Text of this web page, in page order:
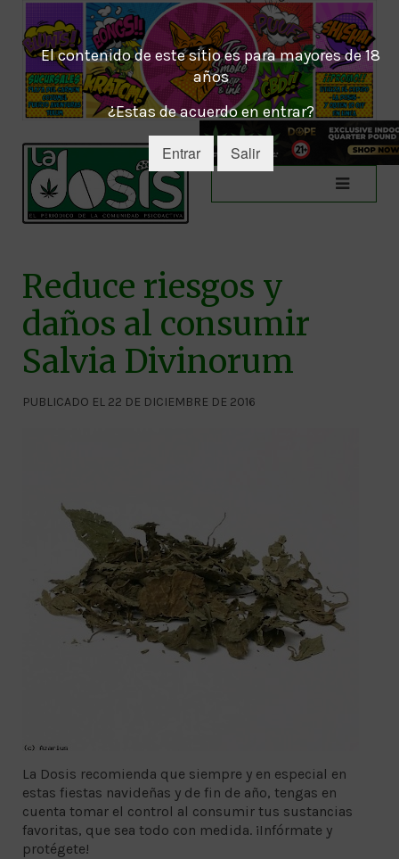
El contenido de este sitio es para mayores de 18
años
¿Estas de acuerdo en entrar?
Entrar Salir
Reduce riesgos y
daños al consumir
Salvia Divinorum
PUBLICADO EL 22 DE DICIEMBRE DE 2016
La Dosis recomienda que siempre y en especial en
estas fiestas navideñas y de fin de año, tengas en
cuenta tomar el control al consumir tus sustancias
favoritas, que sea todo con medida. ¡Infórmate y
protégete!